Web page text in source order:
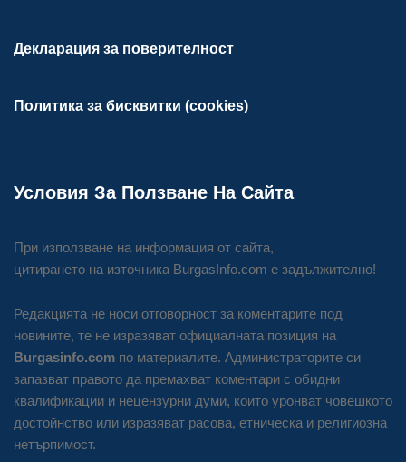
Декларация за поверителност
Политика за бисквитки (cookies)
Условия За Ползване На Сайта
При използване на информация от сайта,
цитирането на източника BurgasInfo.com е задължително!
Редакцията не носи отговорност за коментарите под
новините, те не изразяват официалната позиция на
Burgasinfo.com по материалите. Администраторите си
запазват правото да премахват коментари с обидни
квалификации и нецензурни думи, които уронват човешкото
достойнство или изразяват расова, етническа и религиозна
нетърпимост.